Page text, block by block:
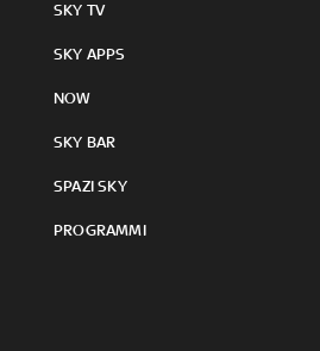
SKY TV
SKY APPS
NOW
SKY BAR
SPAZI SKY
PROGRAMMI